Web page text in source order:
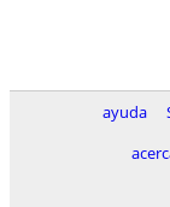
ayuda